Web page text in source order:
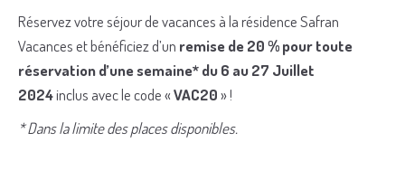
Réservez votre séjour de vacances à la résidence Safran
Vacances et bénéficiez d’un remise de 20 % pour toute
réservation d’une semaine* du 6 au 27 Juillet
2024inclus avec le code «VAC20» !
* Dans la limite des places disponibles.